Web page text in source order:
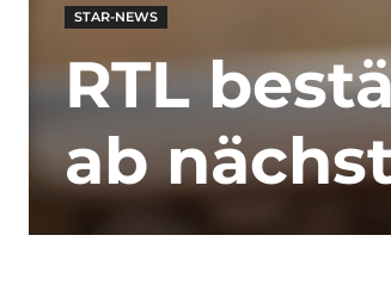
STAR-NEWS
RTL
ab